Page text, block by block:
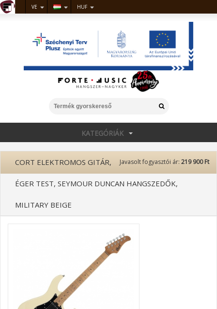
VE HUF
KATEGÓRIÁK
Javasolt fogyasztói ár: 219 900 Ft
CORT ELEKTROMOS GITÁR,
ÉGER TEST, SEYMOUR DUNCAN HANGSZEDŐK,
MILITARY BEIGE